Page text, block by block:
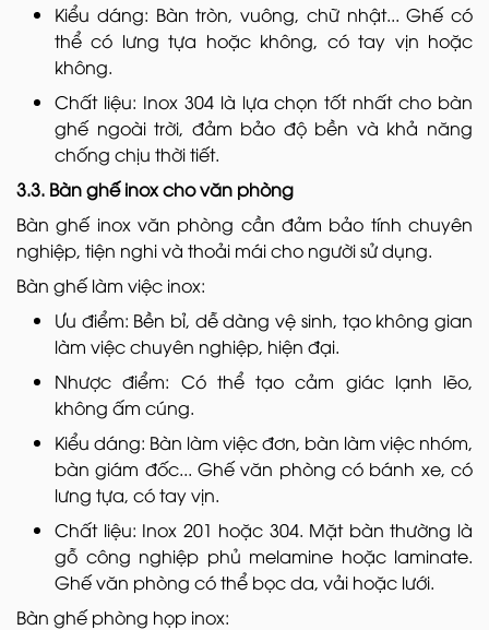
Kiểu dáng: Bàn tròn, vuông, chữ nhật... Ghế có
thể có lưng tựa hoặc không, có tay vịn hoặc
không.
Chất liệu: Inox 304 là lựa chọn tốt nhất cho bàn
ghế ngoài trời, đảm bảo độ bền và khả năng
chống chịu thời tiết.
3.3. Bàn ghế inox cho văn phòng
Bàn ghế inox văn phòng cần đảm bảo tính chuyên
nghiệp, tiện nghi và thoải mái cho người sử dụng.
Bàn ghế làm việc inox:
Ưu điểm: Bền bỉ, dễ dàng vệ sinh, tạo không gian
làm việc chuyên nghiệp, hiện đại.
Nhược điểm: Có thể tạo cảm giác lạnh lẽo,
không ấm cúng.
Kiểu dáng: Bàn làm việc đơn, bàn làm việc nhóm,
bàn giám đốc... Ghế văn phòng có bánh xe, có
lưng tựa, có tay vịn.
Chất liệu: Inox 201 hoặc 304. Mặt bàn thường là
gỗ công nghiệp phủ melamine hoặc laminate.
Ghế văn phòng có thể bọc da, vải hoặc lưới.
Bàn ghế phòng họp inox: